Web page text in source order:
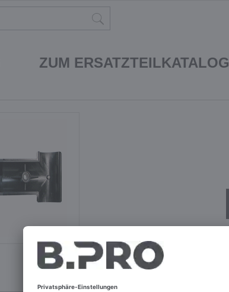
ZUM ERSATZTEILKATALOG